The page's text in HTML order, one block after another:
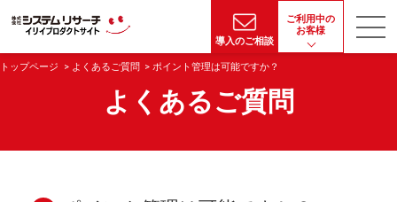
導入のご相談
ご利用中の
お客様
トップページ よくあるご質問 ポイント管理は可能ですか？
よくあるご質問